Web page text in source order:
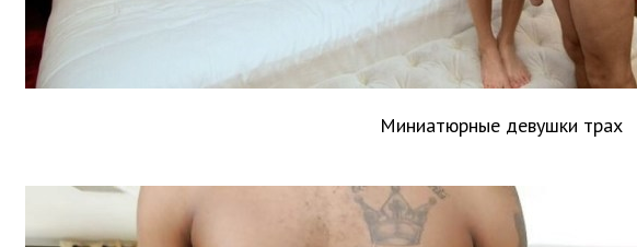
Миниатюрные девушки трах